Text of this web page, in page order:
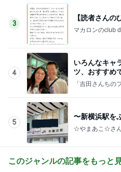
3
【読者さん
マカロンのclub
4
いろんなキャ
ツ、おすすめ
「吉田さんちの
5
〜新横浜駅を
☆やまあこ☆さ
このジャンルの記事をもっと